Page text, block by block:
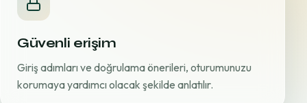
Güvenli erişim
Giriş adımları ve doğrulama önerileri, oturumunuzu
korumaya yardımcı olacak şekilde anlatılır.